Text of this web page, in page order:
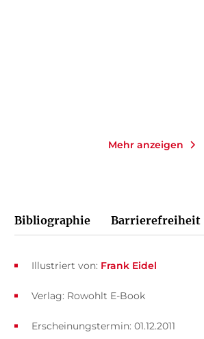
Mehr anzeigen
Bibliographie Barrierefreiheit
Verlag: Rowohlt E-Book
Erscheinungstermin: 01.12.2011
Illustriert von: Frank Eidel